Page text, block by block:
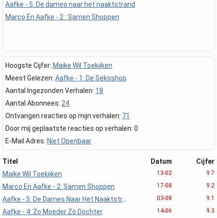
Aafke - 5: De dames naar het naaktstrand
Marco En Aafke - 2 : Samen Shoppen
Hoogste Cijfer: Maike Wil Toekijken
Meest Gelezen: Aafke - 1: De Seksshop
Aantal Ingezonden Verhalen: 18
Aantal Abonnees: 24
Ontvangen reacties op mijn verhalen: 71
Door mij geplaatste reacties op verhalen: 0
E-Mail Adres: Niet Openbaar
Titel Datum
Cijfer
Maike Wil Toekijken
13-02 9.7
Marco En Aafke - 2: Samen Shoppen 17-08 9.2
03-08 9.1
Aafke - 4: Zo Moeder Zo Dochter 14-06 9.3